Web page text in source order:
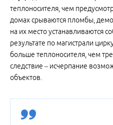
теплоносителя, чем
домах срываются пломбы,
на их место устанавливаются
результате по магистрали
больше теплоносителя, чем
следствие – исчерпание
объектов.